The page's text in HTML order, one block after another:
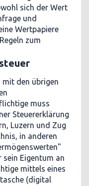
sich der Wert
und
Wertpapiere
zum
mit den übrigen
muss
Steuererklärung
Luzern und Zug
in anderen
sein Eigentum an
mittels eines
(digital